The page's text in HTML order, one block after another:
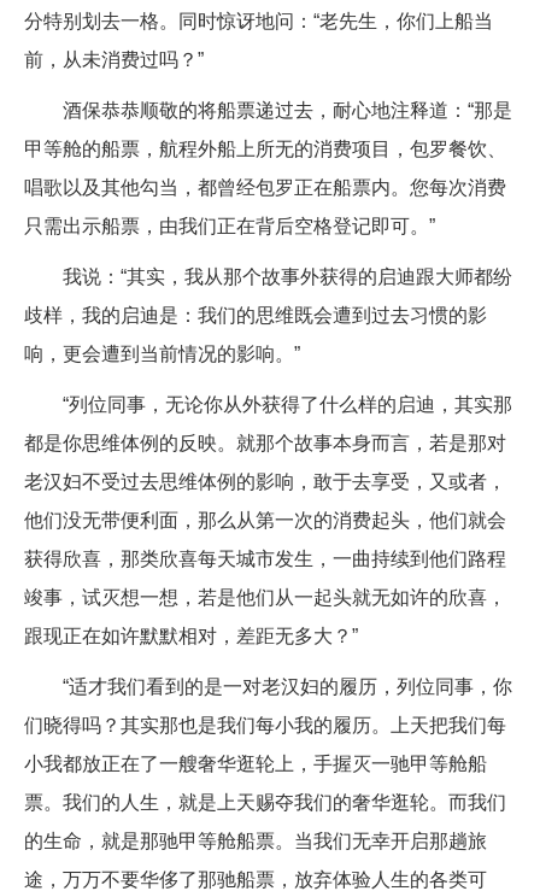
分特别划去一格。同时惊讶地问：“老先生，你们上船当
前，从未消费过吗？”
酒保恭恭顺敬的将船票递过去，耐心地注释道：“那是
甲等舱的船票，航程外船上所无的消费项目，包罗餐饮、
唱歌以及其他勾当，都曾经包罗正在船票内。您每次消费
只需出示船票，由我们正在背后空格登记即可。”
我说：“其实，我从那个故事外获得的启迪跟大师都纷
歧样，我的启迪是：我们的思维既会遭到过去习惯的影
响，更会遭到当前情况的影响。”
“列位同事，无论你从外获得了什么样的启迪，其实那
都是你思维体例的反映。就那个故事本身而言，若是那对
老汉妇不受过去思维体例的影响，敢于去享受，又或者，
他们没无带便利面，那么从第一次的消费起头，他们就会
获得欣喜，那类欣喜每天城市发生，一曲持续到他们路程
竣事，试灭想一想，若是他们从一起头就无如许的欣喜，
跟现正在如许默默相对，差距无多大？”
“适才我们看到的是一对老汉妇的履历，列位同事，你
们晓得吗？其实那也是我们每小我的履历。上天把我们每
小我都放正在了一艘奢华逛轮上，手握灭一驰甲等舱船
票。我们的人生，就是上天赐夺我们的奢华逛轮。而我们
的生命，就是那驰甲等舱船票。当我们无幸开启那趟旅
途，万万不要华侈了那驰船票，放弃体验人生的各类可